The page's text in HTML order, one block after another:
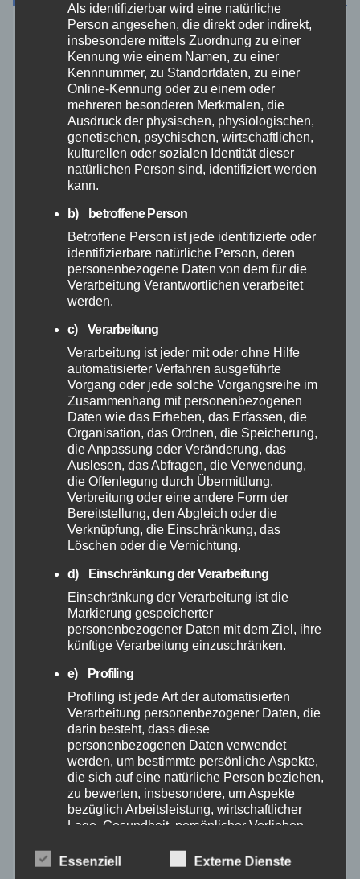
August 2026
Juli 2026
Juni 2026
Mai 2026
April 2026
März 2026
Februar 2026
Januar 2026
Dezember 2025
November 2025
Oktober 2025
September 2025
August 2025
Juli 2025
Juni 2025
Mai 2025
April 2025
März 2025
Februar 2025
Januar 2025
Als identifizierbar wird eine natürliche
Person angesehen, die direkt oder indirekt,
insbesondere mittels Zuordnung zu einer
Kennung wie einem Namen, zu einer
Kennnummer, zu Standortdaten, zu einer
Online-Kennung oder zu einem oder
mehreren besonderen Merkmalen, die
Ausdruck der physischen, physiologischen,
genetischen, psychischen, wirtschaftlichen,
kulturellen oder sozialen Identität dieser
natürlichen Person sind, identifiziert werden
kann.
b) betroffene Person
Betroffene Person ist jede identifizierte oder
identifizierbare natürliche Person, deren
personenbezogene Daten von dem für die
Verarbeitung Verantwortlichen verarbeitet
werden.
c) Verarbeitung
Verarbeitung ist jeder mit oder ohne Hilfe
automatisierter Verfahren ausgeführte
Vorgang oder jede solche Vorgangsreihe im
Zusammenhang mit personenbezogenen
Daten wie das Erheben, das Erfassen, die
Organisation, das Ordnen, die Speicherung,
die Anpassung oder Veränderung, das
Auslesen, das Abfragen, die Verwendung,
die Offenlegung durch Übermittlung,
Verbreitung oder eine andere Form der
Bereitstellung, den Abgleich oder die
Verknüpfung, die Einschränkung, das
Löschen oder die Vernichtung.
d) Einschränkung der Verarbeitung
Einschränkung der Verarbeitung ist die
Markierung gespeicherter
personenbezogener Daten mit dem Ziel, ihre
künftige Verarbeitung einzuschränken.
e) Profiling
Profiling ist jede Art der automatisierten
Verarbeitung personenbezogener Daten, die
darin besteht, dass diese
personenbezogenen Daten verwendet
werden, um bestimmte persönliche Aspekte,
die sich auf eine natürliche Person beziehen,
zu bewerten, insbesondere, um Aspekte
bezüglich Arbeitsleistung, wirtschaftlicher
Lage, Gesundheit, persönlicher Vorlieben,
Aufenthaltsort oder Ortswechsel dieser
Essenziell Externe Dienste